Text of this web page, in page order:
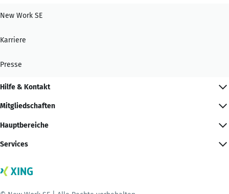
New Work SE
Karriere
Presse
Hilfe & Kontakt
Mitgliedschaften
Hauptbereiche
Services